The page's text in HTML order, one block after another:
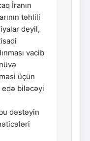
İranın
təhlili
deyil,
vacib
üçün
edə biləcəyi
dəstəyin